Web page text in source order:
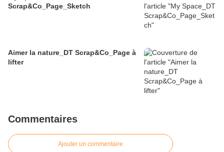
Scrap&Co_Page_Sketch
Aimer la nature_DT Scrap&Co_Page à
lifter
Commentaires
Ajouter un commentaire